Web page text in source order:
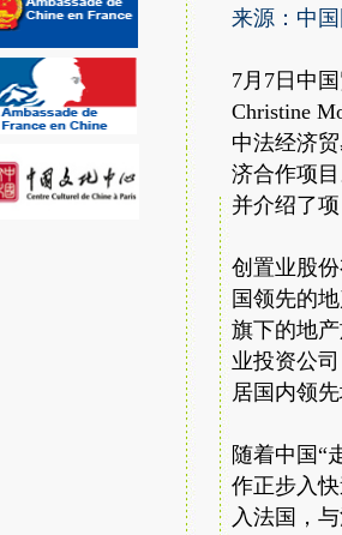
来源：中
7月7日中
Christine
中法经济
济合作项
并介绍了
创置业股
国领先的
旗下的地
业投资公
居国内领
随着中国“
作正步入
入法国，